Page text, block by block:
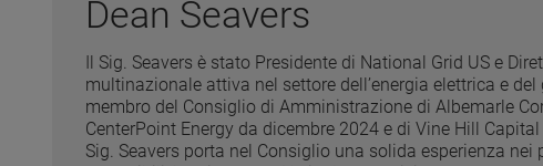
Dean Seavers
Il Sig. Seavers è stato Presidente di National Grid US e
multinazionale attiva nel settore dell’energia elettrica e
membro del Consiglio di Amministrazione di Albemarle
CenterPoint Energy da dicembre 2024 e di Vine Hill
Sig. Seavers porta nel Consiglio una solida esperienza